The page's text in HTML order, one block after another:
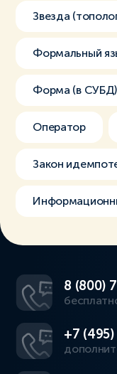
Звезда
Формальный
Форма (в СУБД)
Оператор
Закон
8 (800)
+7